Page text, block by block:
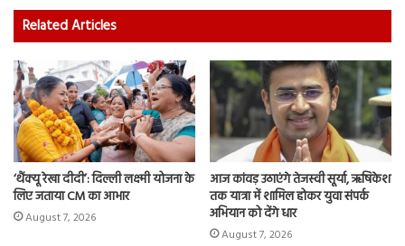
Related Articles
‘थैंक्यू रेखा दीदी’: दिल्ली लक्ष्मी योजना के
लिए जताया CM का आभार
August 7, 2026
आज कांवड़ उठाएंगे तेजस्वी सूर्या, ऋषिकेश
तक यात्रा में शामिल होकर युवा संपर्क
अभियान को देंगे धार
August 7, 2026